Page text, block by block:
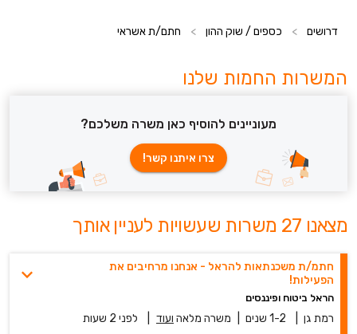
דרושים > כספים / שוק ההון > חתם/ת אשראי
המשרות החמות שלנו
מעוניינים להוסיף כאן משרה משלכם?
צרו איתנו קשר!
מצאנו 27 משרות שעשויות לעניין אותך
חתמ/ת משכנתאות להראל - אנחנו מרחיבים את
הפעילות!
הראל ביטוח ופיננסים
רמת גן 1-2 שנים משרה מלאה ועוד לפני 2 שעות